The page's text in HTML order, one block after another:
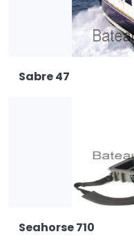
Sabre 47
Seahorse 710